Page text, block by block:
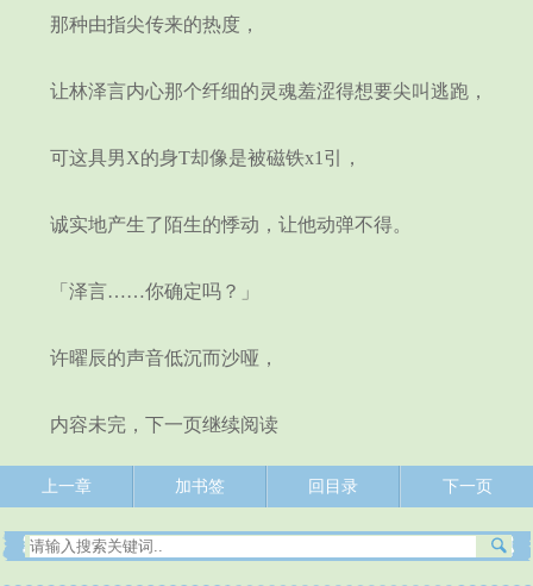
那种由指尖传来的热度，
让林泽言内心那个纤细的灵魂羞涩得想要尖叫逃跑，
可这具男X的身T却像是被磁铁x1引，
诚实地产生了陌生的悸动，让他动弹不得。
「泽言……你确定吗？」
许曜辰的声音低沉而沙哑，
内容未完，下一页继续阅读
上一章 加书签 回目录 下一页